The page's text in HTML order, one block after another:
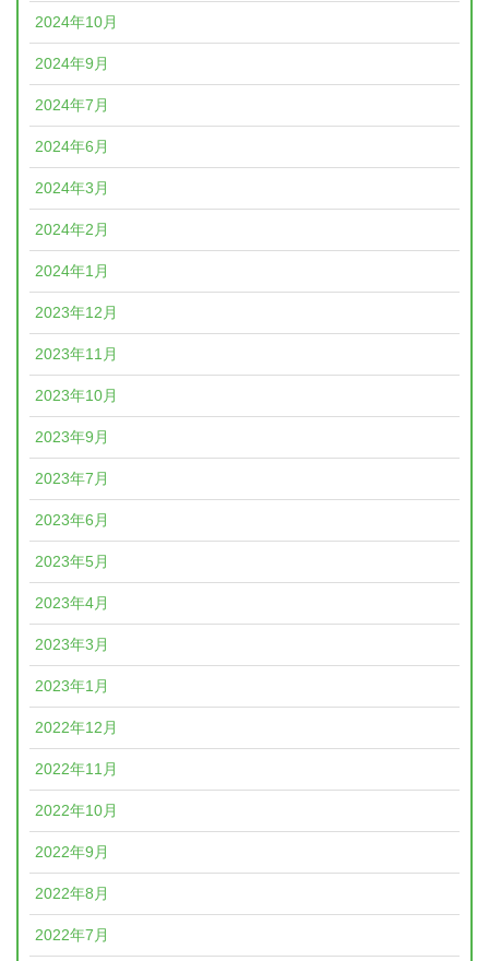
2024年10月
2024年9月
2024年7月
2024年6月
2024年3月
2024年2月
2024年1月
2023年12月
2023年11月
2023年10月
2023年9月
2023年7月
2023年6月
2023年5月
2023年4月
2023年3月
2023年1月
2022年12月
2022年11月
2022年10月
2022年9月
2022年8月
2022年7月